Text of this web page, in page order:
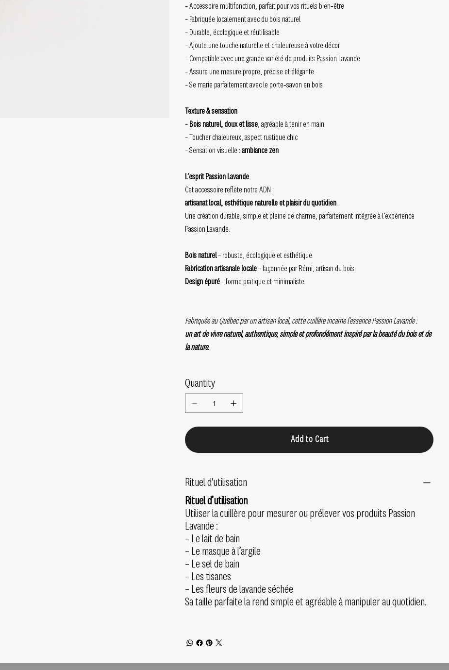
– Accessoire multifonction, parfait pour vos rituels bien‑être
– Fabriquée localement avec du bois naturel
– Durable, écologique et réutilisable
– Ajoute une touche naturelle et chaleureuse à votre décor
– Compatible avec une grande variété de produits Passion Lavande
– Assure une mesure propre, précise et élégante
– Se marie parfaitement avec le porte‑savon en bois
Texture & sensation
– Bois naturel, doux et lisse, agréable à tenir en main
– Toucher chaleureux, aspect rustique chic
– Sensation visuelle : ambiance zen
L’esprit Passion Lavande
Cet accessoire reflète notre ADN :
artisanat local, esthétique naturelle et plaisir du quotidien.
Une création durable, simple et pleine de charme, parfaitement intégrée à l’expérience
Passion Lavande.
Bois naturel– robuste, écologique et esthétique
Fabrication artisanale locale– façonnée par Rémi, artisan du bois
Design épuré– forme pratique et minimaliste
Fabriquée au Québec par un artisan local, cette cuillère incarne l’essence Passion Lavande :
un art de vivre naturel, authentique, simple et profondément inspiré par la beauté du bois et de
la nature.
Quantity
Add to Cart
Rituel d'utilisation
Rituel d’utilisation
Utiliser la cuillère pour mesurer ou prélever vos produits Passion
Lavande :
– Le lait de bain
– Le masque à l’argile
– Le sel de bain
– Les tisanes
– Les fleurs de lavande séchée
Sa taille parfaite la rend simple et agréable à manipuler au quotidien.